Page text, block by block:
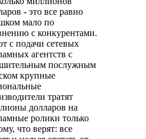
- это все равно
мало по
с конкурентами.
с подачи сетевых
агентств с
послужным
крупные
тратят
долларов на
ролики только
что верят: все